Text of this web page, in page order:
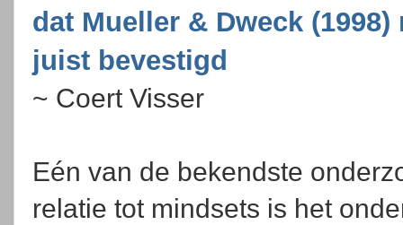
dat Mueller & Dweck
juist bevestigd
~ Coert Visser
Eén van de bekendste
relatie tot mindsets is het